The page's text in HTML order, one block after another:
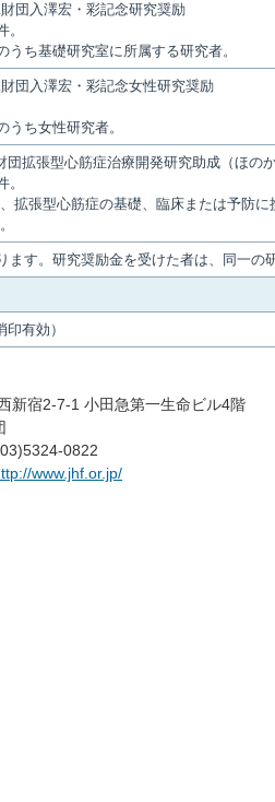
団入澤宏・彩記念研究奨励
。
うち基礎研究室に所属する研究者。
団入澤宏・彩記念女性研究奨励
うち女性研究者。
団拡張型心筋症治療開発研究助成（ほの
。
拡張型心筋症の基礎、臨床または予防
ます。研究奨励金を受けた者は、同一の
有効）
新宿2-7-1 小田急第一生命ビル4階
0822
www.jhf.or.jp/